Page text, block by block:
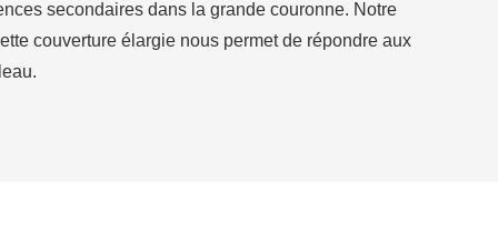
secondaires dans la grande couronne. Notre
couverture élargie nous permet de répondre aux